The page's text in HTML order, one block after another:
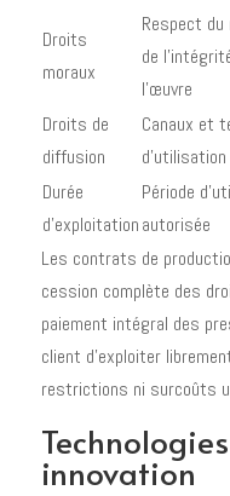
Droits
moraux
Respect du
de
l'œuvre
Droits de
diffusion
Canaux et
d'utilisation
Durée
d'exploitation
Période
autorisée
Les contrats de
cession complète des
paiement intégral des
client d'exploiter
restrictions ni surcoûts
innovation